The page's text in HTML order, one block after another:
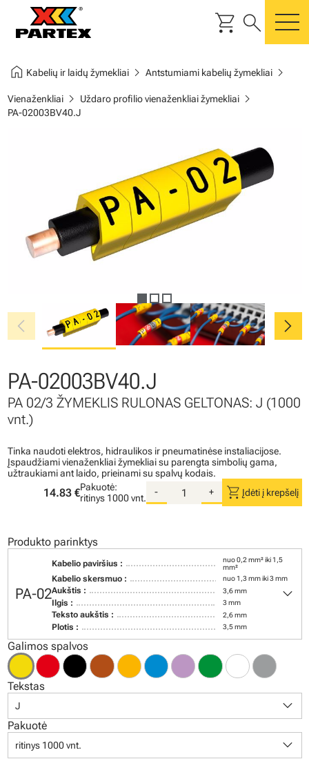
shopping_cart search
home Kabelių ir laidų žymekliaichevron_right Antstumiami kabelių žymekliaichevron_right
Vienaženkliaichevron_right Uždaro profilio vienaženkliai žymekliaichevron_right
PA-02003BV40.J
chevron_left chevron_right
PA-02003BV40.J
PA 02/3 ŽYMEKLIS RULONAS GELTONAS: J (1000
vnt.)
Tinka naudoti elektros, hidraulikos ir pneumatinėse instaliacijose.
Įspaudžiami vienaženkliai žymekliai su parengta simbolių gama,
užtraukiami ant laido, prieinami su spalvų kodais.
14.83 €Pakuotė:
ritinys 1000 vnt.
- + shopping_cart Įdėti į krepšelį
Produkto parinktys
PA-02
Kabelio paviršius :
nuo 0,2 mm² iki 1,5
mm²
Kabelio skersmuo : nuo 1,3 mm iki 3 mm
Aukštis : 3,6 mm
Ilgis : 3 mm
Teksto aukštis : 2,6 mm
Plotis : 3,5 mm
keyboard_arrow_down
Galimos spalvos
Tekstas
J keyboard_arrow_down
Pakuotė
ritinys 1000 vnt. keyboard_arrow_down